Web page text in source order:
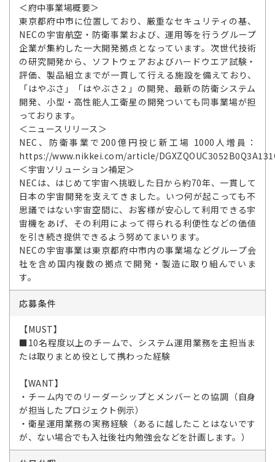
＜府中事業場概要＞
東京都府中市に位置しており、厳重なセキュリティの基、
NECの宇宙航空・防衛事業および、運用等を行うグループ
企業が集約した一大開発拠点となっています。次世代技術
の研究開発から、ソフトウェアおよびハードウエア試験・
評価、製品組立までが一貫して行える施設を備えており、
「はやぶさ」「はやぶさ２」の開発、最新の防衛システム
開発、小型・高性能人工衛星の開発ついても同事業場が担
っております。
＜ニュースリリース＞
NEC、防衛事業で200億円投じ新工場 1000人増員：
https://www.nikkei.com/article/
＜宇宙ソリューション補足＞
NECは、はじめて宇宙へ挑戦した日から約70年、一貫して
日本の宇宙開発を支えてきました。いつ何が起こっても不
思議ではない宇宙空間に、お客様が安心して利用できる宇
宙機をあげ、その利用によって得られる利便性などの価値
を引き続き提供できるよう努めてまいります。
NECの宇宙事業は東京都府中市内の事業場などグループ会
社を含め国内複数の拠点で開発・製造に取り組んでいま
す。
応募条件
【MUST】
■10名程度以上のチームで、システム運用業務を主担当ま
たは取りまとめ役として携わった経験
【WANT】
・チーム内でのリーダーシップとメンバーとの協調（自身
が担当したプロジェクト例示）
・衛星運用業務の実務経験（あるに越したことはないです
が、ない場合でも入社後社内勉強会などを計画します。）